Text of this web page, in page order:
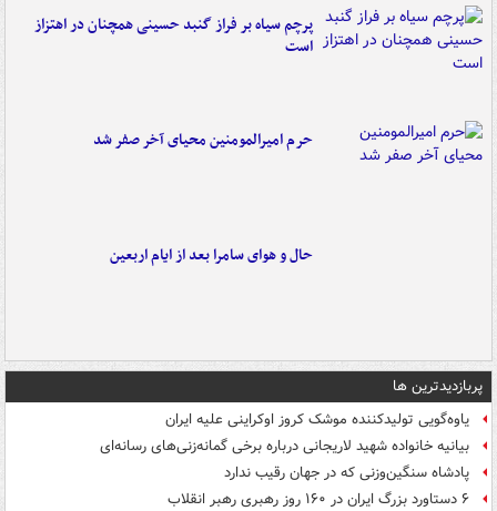
پرچم سیاه بر فراز گنبد حسینی همچنان در اهتزاز
است
حرم امیرالمومنین محیای آخر صفر شد
حال و هوای سامرا بعد از ایام اربعین
پربازدیدترین ها
یاوه‌گویی تولیدکننده موشک کروز اوکراینی علیه ایران
بیانیه خانواده شهید لاریجانی درباره برخی گمانه‌زنی‌های رسانه‌ای
پادشاه سنگین‌وزنی که در جهان رقیب ندارد
۶ دستاورد بزرگ ایران در ۱۶۰ روز رهبری رهبر انقلاب